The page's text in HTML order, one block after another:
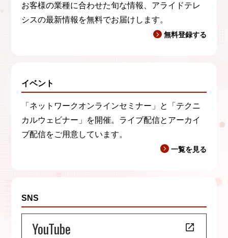
お客様の業種に合わせた旬な情報、アライドテレ
シスの最新情報を無料でお届けします。
無料登録する
イベント
「ネットワークオンラインセミナー」と「テクニ
カルウェビナー」を開催。ライブ配信とアーカイ
ブ配信をご用意しています。
一覧を見る
SNS
YouTube